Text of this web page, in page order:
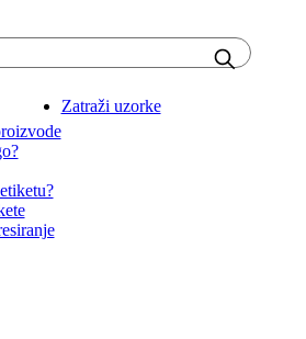
Zatraži uzorke